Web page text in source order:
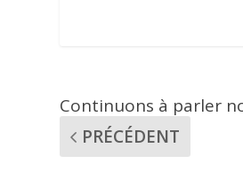
Continuons à parler
PRÉCÉDENT